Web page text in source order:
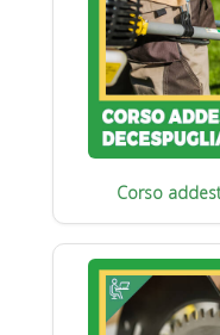
Corso